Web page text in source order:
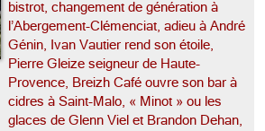
bistrot, changement de génération à
l’Abergement-Clémenciat, adieu à André
Génin, Ivan Vautier rend son étoile,
Pierre Gleize seigneur de Haute-
Provence, Breizh Café ouvre son bar à
cidres à Saint-Malo, « Minot » ou les
glaces de Glenn Viel et Brandon Dehan,